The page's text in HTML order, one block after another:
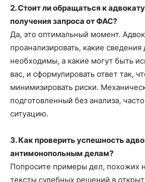
2. Стоит ли обращаться к
получения запроса от ФАС?
Да, это оптимальный момент.
проанализировать, какие сведения
необходимы, а какие могут быть
вас, и сформулировать ответ так,
минимизировать риски.
подготовленный без анализа,
ситуацию.
3. Как проверить успешность
антимонопольным делам?
Попросите примеры дел, похожих
тексты судебных решений в